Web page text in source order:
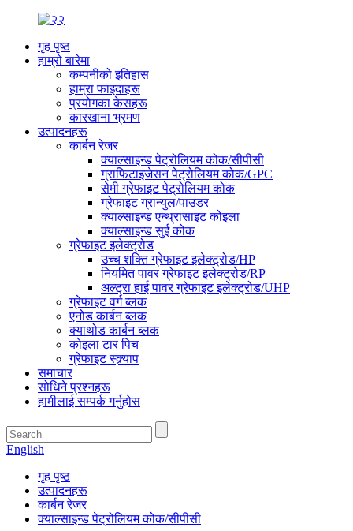
गृह पृष्ठ
हाम्रो बारेमा
कम्पनीको इतिहास
हाम्रा फाइदाहरू
प्रयोगका केसहरू
कारखाना भ्रमण
उत्पादनहरू
कार्बन रेजर
क्याल्साइन्ड पेट्रोलियम कोक/सीपीसी
ग्राफिटाइजेसन पेट्रोलियम कोक/GPC
सेमी ग्रेफाइट पेट्रोलियम कोक
ग्रेफाइट ग्रान्युल/पाउडर
क्याल्साइन्ड एन्थ्रासाइट कोइला
क्याल्साइन्ड सुई कोक
ग्रेफाइट इलेक्ट्रोड
उच्च शक्ति ग्रेफाइट इलेक्ट्रोड/HP
नियमित पावर ग्रेफाइट इलेक्ट्रोड/RP
अल्ट्रा हाई पावर ग्रेफाइट इलेक्ट्रोड/UHP
ग्रेफाइट वर्ग ब्लक
एनोड कार्बन ब्लक
क्याथोड कार्बन ब्लक
कोइला टार पिच
ग्रेफाइट स्क्र्याप
समाचार
सोधिने प्रश्नहरू
हामीलाई सम्पर्क गर्नुहोस
English
गृह पृष्ठ
उत्पादनहरू
कार्बन रेजर
क्याल्साइन्ड पेट्रोलियम कोक/सीपीसी